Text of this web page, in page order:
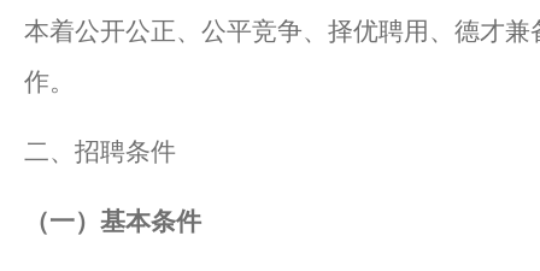
本着公开公正、公平竞争、择优聘用、德才
作。
二、招聘条件
（一）基本条件